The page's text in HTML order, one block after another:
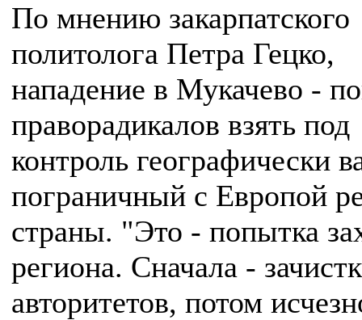
По мнению закарпатского
политолога Петра Гецко,
нападение в Мукачево -
праворадикалов взять под
контроль географически
пограничный с Европой
страны. "Это - попытка
региона. Сначала -
авторитетов, потом